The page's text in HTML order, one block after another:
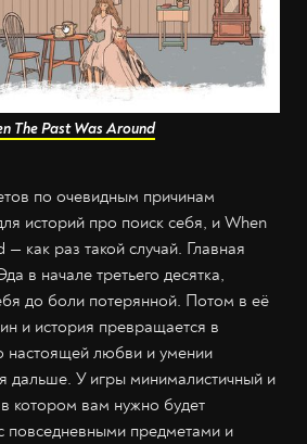
The Past Was Around
по очевидным причинам
историй про поиск себя, и When
как раз такой случай. Главная
в начале третьего десятка,
до боли потерянной. Потом в её
и история превращается в
настоящей любви и умении
дальше. У игры минималистичный и
котором вам нужно будет
повседневными предметами и